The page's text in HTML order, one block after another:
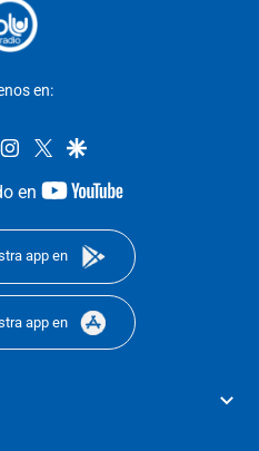
en:
instagram
twittergoogle
en
youtube-
app en
app en